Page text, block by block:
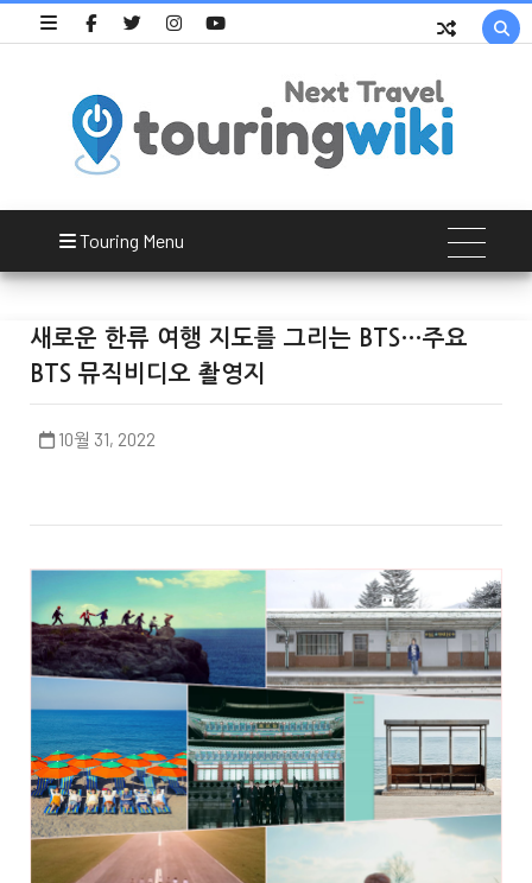

Touring Menu
새로운 한류 여행 지도를 그리는 BTS…주요
BTS 뮤직비디오 촬영지
10월 31, 2022